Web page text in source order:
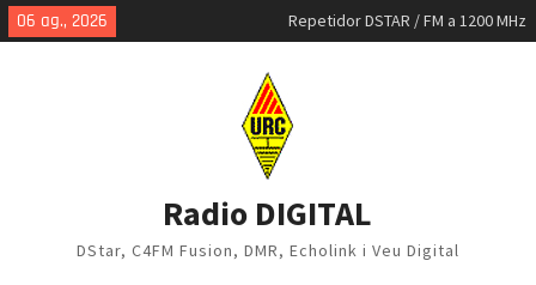
Skip
to
06 ag., 2026
Repetidor DSTAR / FM a 1200 MHz
MMDVM-IQ
Radio DIGITAL
DStar, C4FM Fusion, DMR, Echolink i Veu Digital